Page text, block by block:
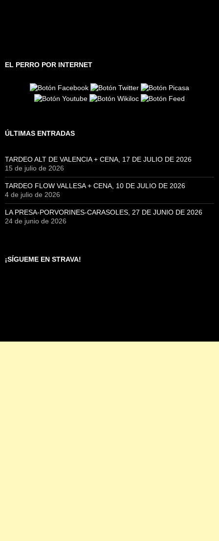
EL PERRO POR INTERNET
ÚLTIMAS ENTRADAS
TARDEO ALT DE VALENCIA + CENA, 17 DE JULIO DE 2026
15 de julio de 2026
TARDEO FLOW VALLESA + CENA, 10 DE JULIO DE 2026
4 de julio de 2026
LA PRESA-PORVORINES-CARASOLES, 27 DE JUNIO DE 2026
24 de junio de 2026
¡SÍGUEME EN STRAVA!